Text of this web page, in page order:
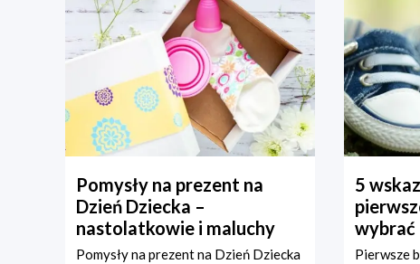
Pomysły na prezent na
Dzień Dziecka –
nastolatkowie i maluchy
Pomysły na prezent na Dzień Dziecka
5
wybrać
Pierwsze